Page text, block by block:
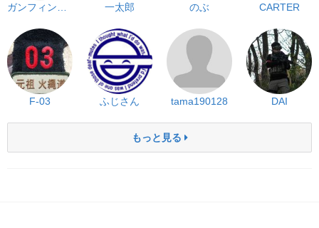
一太郎 のぶ CARTER
F-03 ふじさん tama190128 DAI
もっと見る